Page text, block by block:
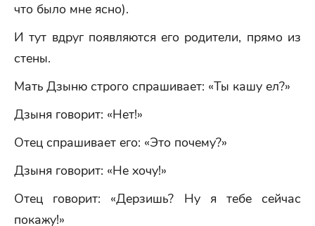
что было мне ясно).
И тут вдруг появляются его родители, прямо из
стены.
Мать Дзыню строго спрашивает: «Ты кашу ел?»
Дзыня говорит: «Нет!»
Отец спрашивает его: «Это почему?»
Дзыня говорит: «Не хочу!»
Отец говорит: «Дерзишь? Ну я тебе сейчас
покажу!»